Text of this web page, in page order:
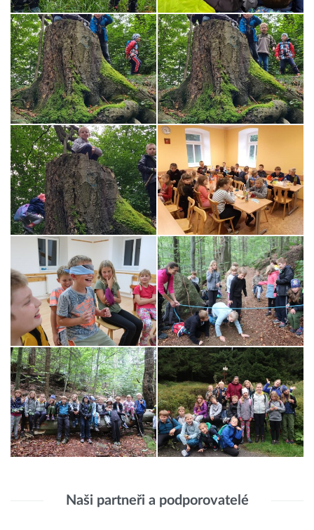
Naši partneři a podporovatelé